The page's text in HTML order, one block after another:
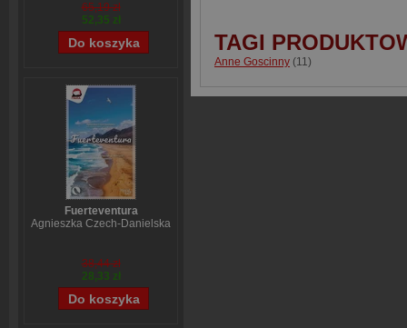
65,19 zł
52,35 zł
Fuerteventura
Agnieszka Czech-Danielska
38,44 zł
28,33 zł
TAGI
Anne Goscinny (11)